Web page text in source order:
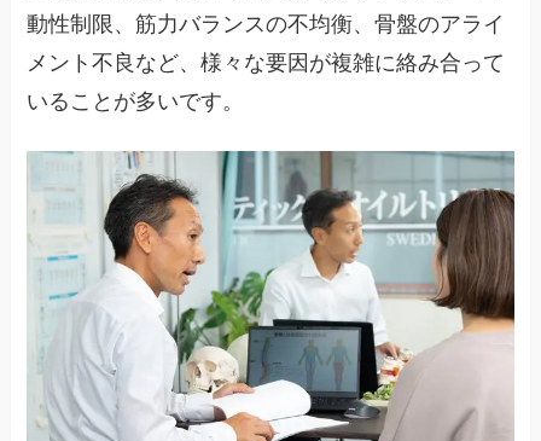
動性制限、筋力バランスの不均衡、骨盤のアライ
メント不良など、様々な要因が複雑に絡み合って
いることが多いです。